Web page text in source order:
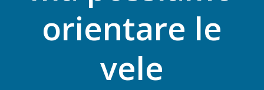
orientare le
vele